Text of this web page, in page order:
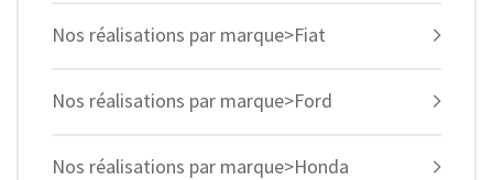
Nos réalisations par marque>Fiat
Nos réalisations par marque>Ford
Nos réalisations par marque>Honda